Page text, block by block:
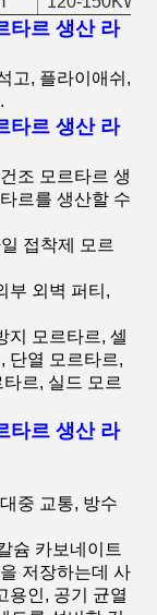
타르 생산 라
고, 플라이애쉬,
타르 생산 라
조 모르타르 생
르를 생산할 수
접착제 모르
부 외벽 퍼티,
지 모르타르, 셀
단열 모르타르,
르, 실드 모르
타르 생산 라
중 교통, 방수
슘 카보네이트
저장하는데 사
용인, 공기 균열